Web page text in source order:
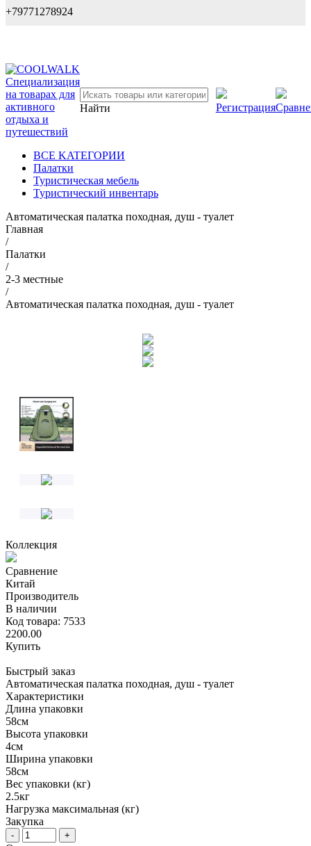
+79771278924
Найти Регистрация
BCE KATEГОPИИ
Палатки
Туристическая мебель
Туристический инвентарь
Автоматическая палатка походная, душ - туалет
Главная
/
Палатки
/
2-3 местные
/
Автоматическая палатка походная, душ - туалет
Коллекция
Сравнение
Китай
Производитель
В наличии
Код товара: 7533
2200.00
Купить
Быстрый заказ
Автоматическая палатка походная, душ - туалет
Характеристики
Длина упаковки
58см
Высота упаковки
4см
Ширина упаковки
58см
Вес упаковки (кг)
2.5кг
Нагрузка максимальная (кг)
Закупка
- +